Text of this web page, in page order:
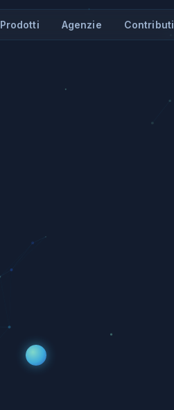
Prodotti Agenzie Contributi